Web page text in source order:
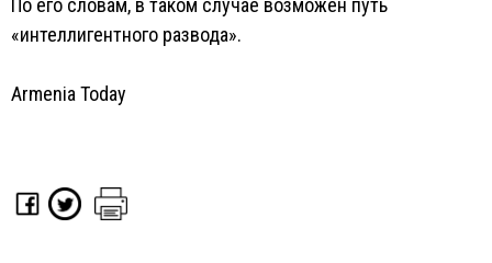
По его словам, в таком случае возможен путь
«интеллигентного развода».
Armenia Today